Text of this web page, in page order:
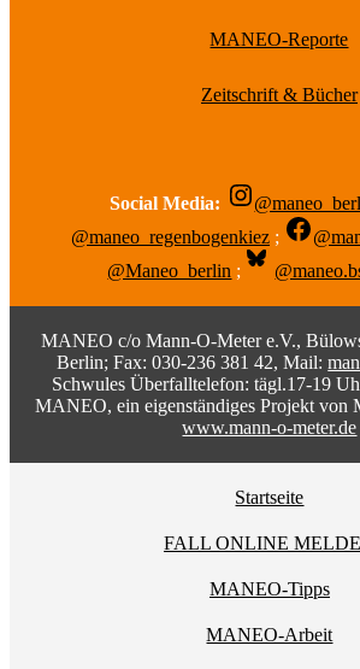
MANEO-Reporte
Zeitschrift & Bücher
Social Media:
@maneo_regenbogenkiez ;
@Maneo_berlin ;
MANEO c/o Mann-O-Meter e.V.,
Berlin; Fax: 030-236 381 42, Mail:
Schwules Überfalltelefon: tägl.17-19
MANEO, ein eigenständiges Projekt von
www.mann-o-meter.de
Startseite
FALL ONLINE
MANEO-Tipps
MANEO-Arbeit